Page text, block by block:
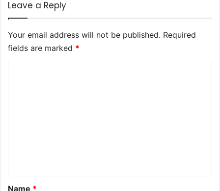
Leave a Reply
Your email address will not be published. Required
fields are marked *
Name *